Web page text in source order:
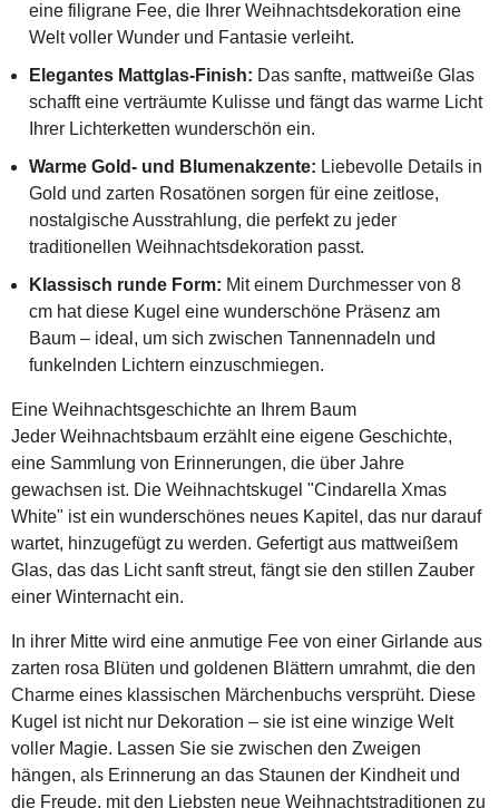
eine filigrane Fee, die Ihrer Weihnachtsdekoration eine
Welt voller Wunder und Fantasie verleiht.
Elegantes Mattglas-Finish: Das sanfte, mattweiße Glas
schafft eine verträumte Kulisse und fängt das warme Licht
Ihrer Lichterketten wunderschön ein.
Warme Gold- und Blumenakzente: Liebevolle Details in
Gold und zarten Rosatönen sorgen für eine zeitlose,
nostalgische Ausstrahlung, die perfekt zu jeder
traditionellen Weihnachtsdekoration passt.
Klassisch runde Form: Mit einem Durchmesser von 8
cm hat diese Kugel eine wunderschöne Präsenz am
Baum – ideal, um sich zwischen Tannennadeln und
funkelnden Lichtern einzuschmiegen.
Eine Weihnachtsgeschichte an Ihrem Baum
Jeder Weihnachtsbaum erzählt eine eigene Geschichte,
eine Sammlung von Erinnerungen, die über Jahre
gewachsen ist. Die Weihnachtskugel "Cindarella Xmas
White" ist ein wunderschönes neues Kapitel, das nur darauf
wartet, hinzugefügt zu werden. Gefertigt aus mattweißem
Glas, das das Licht sanft streut, fängt sie den stillen Zauber
einer Winternacht ein.
In ihrer Mitte wird eine anmutige Fee von einer Girlande aus
zarten rosa Blüten und goldenen Blättern umrahmt, die den
Charme eines klassischen Märchenbuchs versprüht. Diese
Kugel ist nicht nur Dekoration – sie ist eine winzige Welt
voller Magie. Lassen Sie sie zwischen den Zweigen
hängen, als Erinnerung an das Staunen der Kindheit und
die Freude, mit den Liebsten neue Weihnachtstraditionen zu